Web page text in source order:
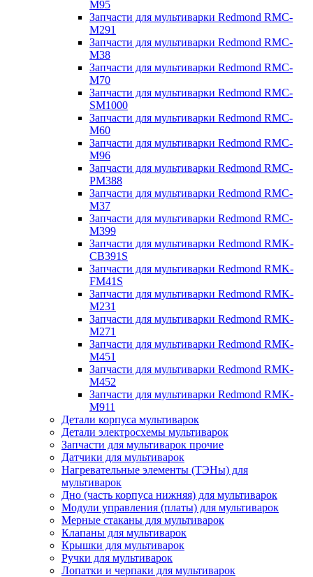
M95
Запчасти для мультиварки Redmond RMC-
M291
Запчасти для мультиварки Redmond RMC-
M38
Запчасти для мультиварки Redmond RMC-
M70
Запчасти для мультиварки Redmond RMC-
SM1000
Запчасти для мультиварки Redmond RMC-
M60
Запчасти для мультиварки Redmond RMC-
M96
Запчасти для мультиварки Redmond RMC-
PM388
Запчасти для мультиварки Redmond RMC-
M37
Запчасти для мультиварки Redmond RMC-
M399
Запчасти для мультиварки Redmond RMK-
CB391S
Запчасти для мультиварки Redmond RMK-
FM41S
Запчасти для мультиварки Redmond RMK-
M231
Запчасти для мультиварки Redmond RMK-
M271
Запчасти для мультиварки Redmond RMK-
M451
Запчасти для мультиварки Redmond RMK-
M452
Запчасти для мультиварки Redmond RMK-
M911
Детали корпуса мультиварок
Детали электросхемы мультиварок
Запчасти для мультиварок прочие
Датчики для мультиварок
Нагревательные элементы (ТЭНы) для
мультиварок
Дно (часть корпуса нижняя) для мультиварок
Модули управления (платы) для мультиварок
Мерные стаканы для мультиварок
Клапаны для мультиварок
Крышки для мультиварок
Ручки для мультиварок
Лопатки и черпаки для мультиварок